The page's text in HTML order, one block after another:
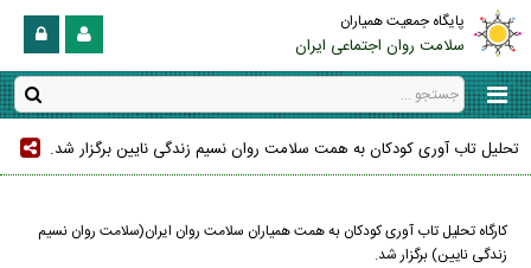
پایگاه جمعیت همیاران
سلامت روان اجتماعی ایران
تحلیل تاب آوری کودکان به همت سلامت روان نسیم زندگی نایین برگزار شد.
کارگاه تحلیل تاب آوری کودکان به همت همیاران سلامت روان ایران(سلامت روان نسیم
زندگی نایین) برگزار شد.